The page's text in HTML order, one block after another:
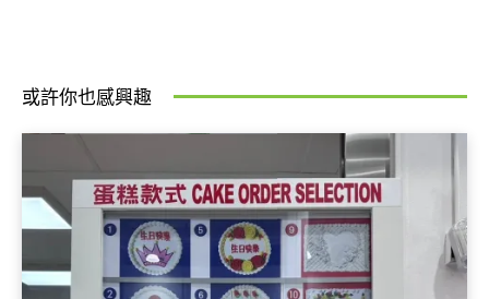
或許你也感興趣